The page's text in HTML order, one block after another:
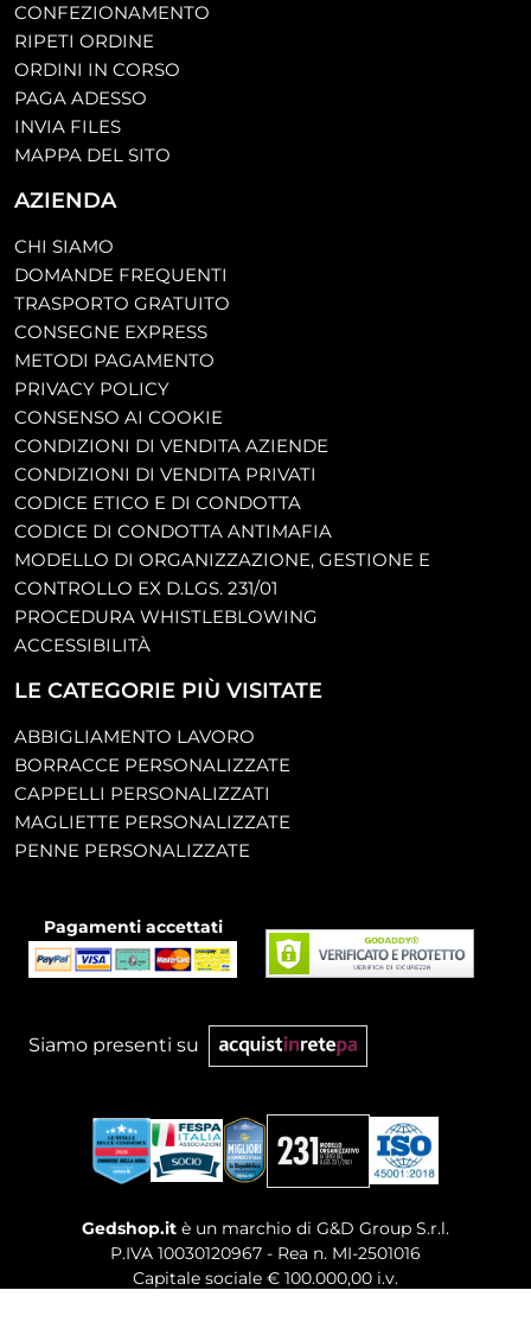
CONFEZIONAMENTO
RIPETI ORDINE
ORDINI IN CORSO
PAGA ADESSO
INVIA FILES
MAPPA DEL SITO
AZIENDA
CHI SIAMO
DOMANDE FREQUENTI
TRASPORTO GRATUITO
CONSEGNE EXPRESS
METODI PAGAMENTO
PRIVACY POLICY
CONSENSO AI COOKIE
CONDIZIONI DI VENDITA AZIENDE
CONDIZIONI DI VENDITA PRIVATI
CODICE ETICO E DI CONDOTTA
CODICE DI CONDOTTA ANTIMAFIA
MODELLO DI ORGANIZZAZIONE, GESTIONE E
CONTROLLO EX D.LGS. 231/01
PROCEDURA WHISTLEBLOWING
ACCESSIBILITÀ
LE CATEGORIE PIÙ VISITATE
ABBIGLIAMENTO LAVORO
BORRACCE PERSONALIZZATE
CAPPELLI PERSONALIZZATI
MAGLIETTE PERSONALIZZATE
PENNE PERSONALIZZATE
Pagamenti accettati
Siamo presenti su
Gedshop.it è un marchio di G&D Group S.r.l.
P.IVA 10030120967 - Rea n. MI-2501016
Capitale sociale € 100.000,00 i.v.